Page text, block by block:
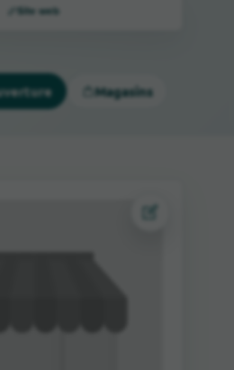
Site web
Magasins